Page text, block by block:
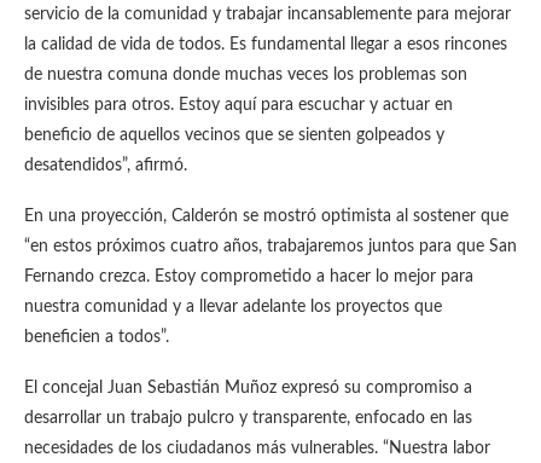
servicio de la comunidad y trabajar incansablemente para mejorar
la calidad de vida de todos. Es fundamental llegar a esos rincones
de nuestra comuna donde muchas veces los problemas son
invisibles para otros. Estoy aquí para escuchar y actuar en
beneficio de aquellos vecinos que se sienten golpeados y
desatendidos”, afirmó.
En una proyección, Calderón se mostró optimista al sostener que
“en estos próximos cuatro años, trabajaremos juntos para que San
Fernando crezca. Estoy comprometido a hacer lo mejor para
nuestra comunidad y a llevar adelante los proyectos que
beneficien a todos”.
El concejal Juan Sebastián Muñoz expresó su compromiso a
desarrollar un trabajo pulcro y transparente, enfocado en las
necesidades de los ciudadanos más vulnerables. “Nuestra labor